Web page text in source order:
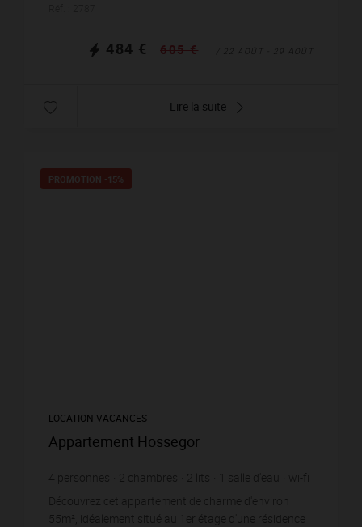
484 € 605 €
Lire la suite
PROMOTION -15%
LOCATION VACANCES
Appartement Hossegor
4 personnes 2 chambres 2 lits salle d'eau
wi-fi
Découvrez cet appartement de charme d'environ
55m², idéalement situé au 1er étage d'une résidence